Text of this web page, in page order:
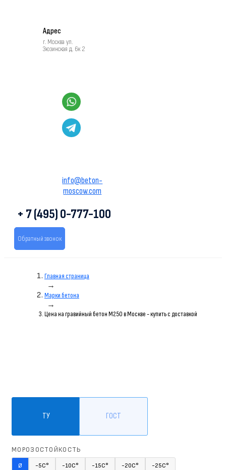
Адрес
г. Москва ул.
Зюзинская д. 6к 2
info@beton-
moscow.com
+ 7 (495) 0-777-100
Обратный звонок
Главная страница
→
Марки бетона
→
Цена на гравийный бетон M250 в Москве - купить с доставкой
ТУ ГОСТ
МОРОЗОСТОЙКОСТЬ
Ø -5С° -10С° -15С° -20С° -25С°